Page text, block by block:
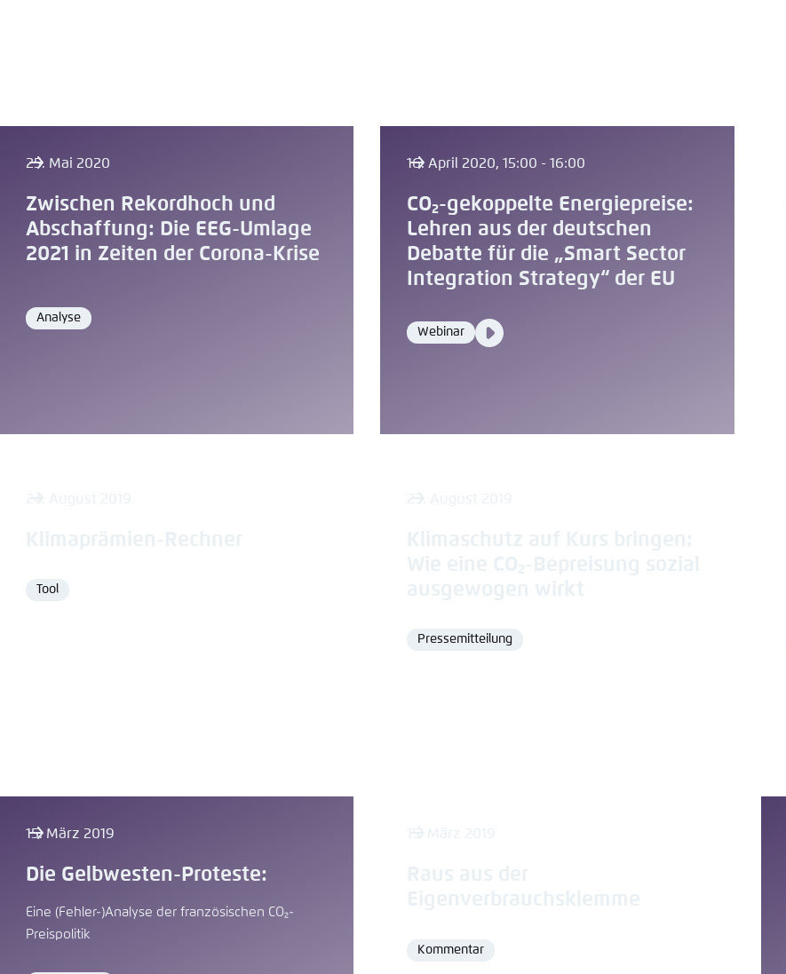
25. Mai 2020
Zwischen Rekordhoch und
Abschaffung: Die EEG-Umlage
2021 in Zeiten der Corona-Krise
Format
Analyse
16. April 2020, 15:00 - 16:00
CO₂-gekoppelte Energiepreise:
Lehren aus der deutschen
Debatte für die „Smart Sector
Integration Strategy“ der EU
Format
Webinar
Media
Video
Format
Tool
Format
Pressemitteilung
15. März 2019
Die Gelbwesten-Proteste:
Eine (Fehler-)Analyse der französischen CO₂-
Preispolitik
Format
Kommentar